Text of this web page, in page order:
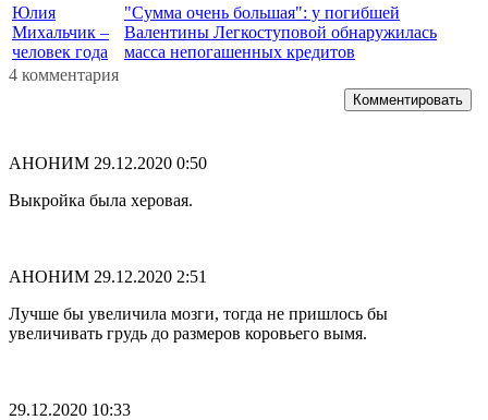
Юлия
Михальчик –
человек года
"Сумма очень большая": у погибшей
Валентины Легкоступовой обнаружилась
масса непогашенных кредитов
4 комментария
Комментировать
АНОНИМ 29.12.2020 0:50
Выкройка была херовая.
АНОНИМ 29.12.2020 2:51
Лучше бы увеличила мозги, тогда не пришлось бы
увеличивать грудь до размеров коровьего вымя.
29.12.2020 10:33